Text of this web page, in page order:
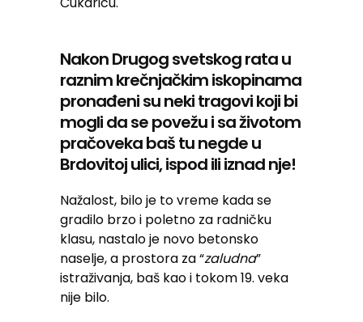
Nakon Drugog svetskog rata u
raznim krečnjačkim iskopinama
pronađeni su neki tragovi koji bi
mogli da se povežu i sa životom
pračoveka baš tu negde u
Brdovitoj ulici, ispod ili iznad nje!
Nažalost, bilo je to vreme kada se
gradilo brzo i poletno za radničku
klasu, nastalo je novo betonsko
naselje, a prostora za “zaludna”
istraživanja, baš kao i tokom 19. veka
nije bilo.